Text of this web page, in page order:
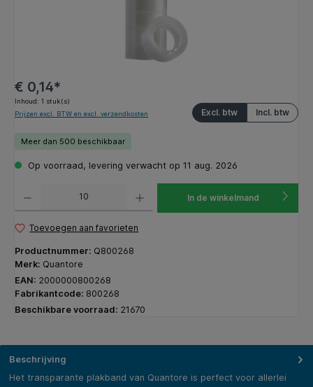
€ 0,14*
Inhoud: 1 stuk(s)
Incl. btw
Excl. btw
Prijzen excl. BTW en excl. verzendkosten
Meer dan 500 beschikbaar
Op voorraad, levering verwacht op 11 aug. 2026
In de winkelmand
Toevoegen aan favorieten
Productnummer: Q800268
Merk: Quantore
EAN: 2000000800268
Fabrikantcode: 800268
Beschikbare voorraad: 21670
Beschrijving
Het transparante plakband van Quantore is perfect voor allerlei